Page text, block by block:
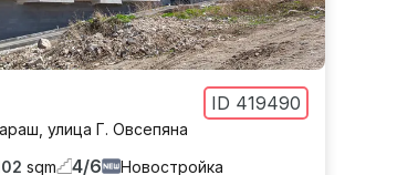
ID 419490
, улица Г. Овсепяна
sqm 4/6 Новостройка